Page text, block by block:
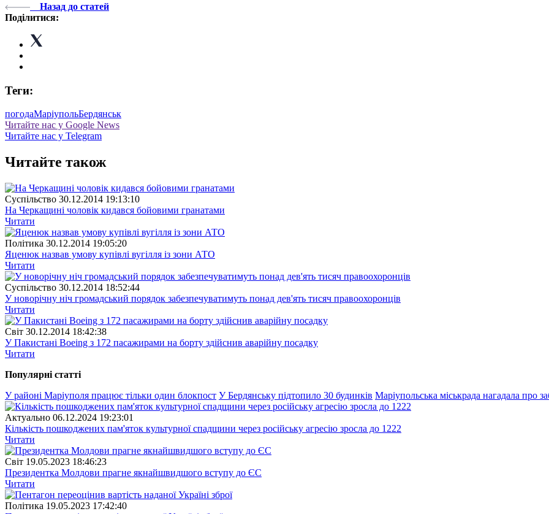
Назад до статей
Поділитися:
Теги:
погодаМаріупольБердянськ
Читайте нас у Google News
Читайте нас у Telegram
Читайте також
Суспiльство 30.12.2014 19:13:10
На Черкащині чоловік кидався бойовими гранатами
Читати
Полiтика 30.12.2014 19:05:20
Яценюк назвав умову купівлі вугілля із зони АТО
Читати
Суспiльство 30.12.2014 18:52:44
У новорічну ніч громадський порядок забезпечуватимуть понад дев'ять тисяч правоохоронців
Читати
Свiт 30.12.2014 18:42:38
У Пакистані Boeing з 172 пасажирами на борту здійснив аварійну посадку
Читати
Популярнi статтi
У районі Маріуполя працює тільки один блокпост У Бердянську підтопило 30 будинків Маріупольська міськрада нагадала про
Актуально 06.12.2024 19:23:01
Кількість пошкоджених пам'яток культурної спадщини через російську агресію зросла до 1222
Читати
Свiт 19.05.2023 18:46:23
Президентка Молдови прагне якнайшвидшого вступу до ЄС
Читати
Полiтика 19.05.2023 17:42:40